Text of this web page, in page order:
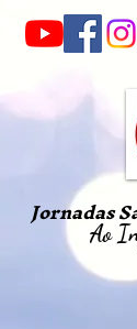
Jornadas
Ao